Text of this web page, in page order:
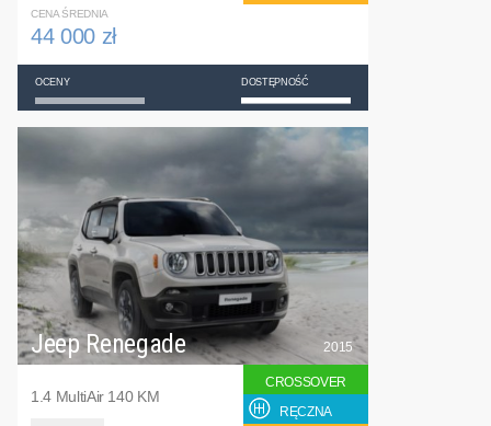
CENA ŚREDNIA
44 000 zł
OCENY DOSTĘPNOŚĆ
Jeep Renegade
1.4 MultiAir 140 KM
2015
CROSSOVER
RĘCZNA